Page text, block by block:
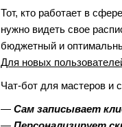
Тот, кто работает в
нужно видеть свое
бюджетный и
Для новых
Чат-бот для мастеров и
— Сам записывает